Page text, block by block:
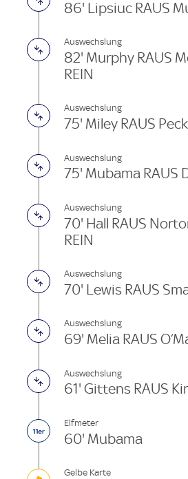
86' Lipsiuc RAUS
Auswechslung
82' Murphy RAUS
REIN
Auswechslung
75' Miley RAUS
Auswechslung
75' Mubama RAUS
Auswechslung
70' Hall RAUS
REIN
Auswechslung
70' Lewis RAUS
Auswechslung
69' Melia RAUS
Auswechslung
61' Gittens RAUS
Elfmeter
60' Mubama
Gelbe Karte